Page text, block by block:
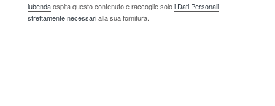
iubendaospita questo contenuto e raccoglie soloi Dati Personali
strettamente necessarialla sua fornitura.